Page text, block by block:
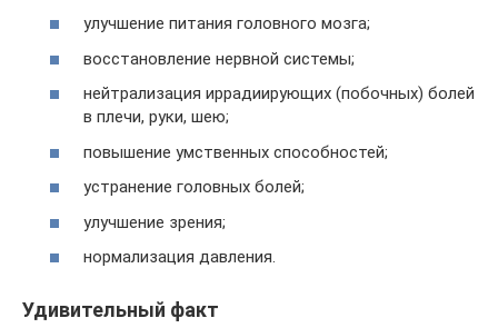
улучшение питания головного мозга;
восстановление нервной системы;
нейтрализация иррадиирующих (побочных) болей
в плечи, руки, шею;
повышение умственных способностей;
устранение головных болей;
улучшение зрения;
нормализация давления.
Удивительный факт